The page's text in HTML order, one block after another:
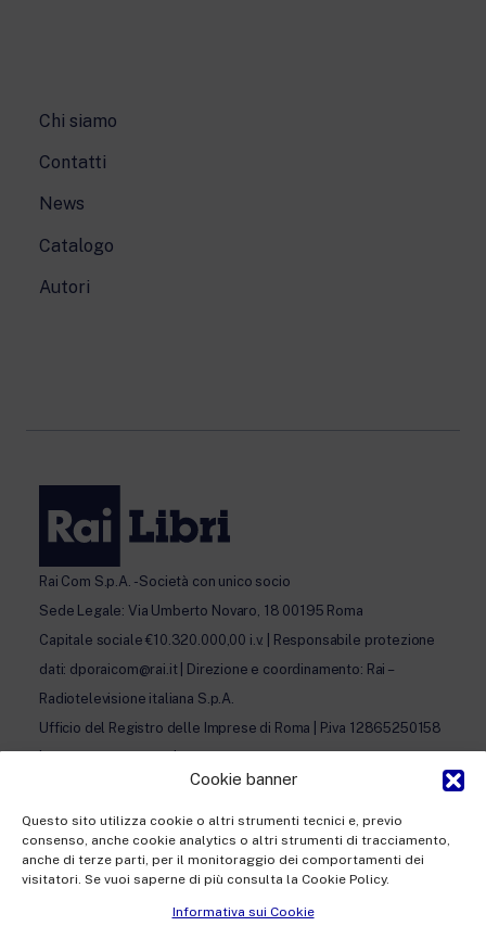
Cookie banner
Questo sito utilizza cookie o altri strumenti tecnici e, previo
consenso, anche cookie analytics o altri strumenti di tracciamento,
anche di terze parti, per il monitoraggio dei comportamenti dei
visitatori. Se vuoi saperne di più consulta la Cookie Policy.
Informativa sui Cookie
Chi siamo
Contatti
News
Catalogo
Autori
Rai Com S.p.A. - Società con unico socio
Sede Legale: Via Umberto Novaro, 18 00195 Roma
Capitale sociale €10.320.000,00 i.v. | Responsabile protezione
dati: dporaicom@rai.it | Direzione e coordinamento: Rai –
Radiotelevisione italiana S.p.A.
Ufficio del Registro delle Imprese di Roma | P.iva 12865250158
| REA n. RM- 949207 | © Rai Com 2026 - Tutti i diritti riservati
Facebook Twitter Instagram LinkedIn